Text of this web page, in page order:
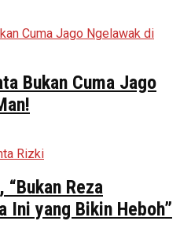
Bukan Cuma Jago
“Bukan Reza
Ini yang Bikin Heboh”